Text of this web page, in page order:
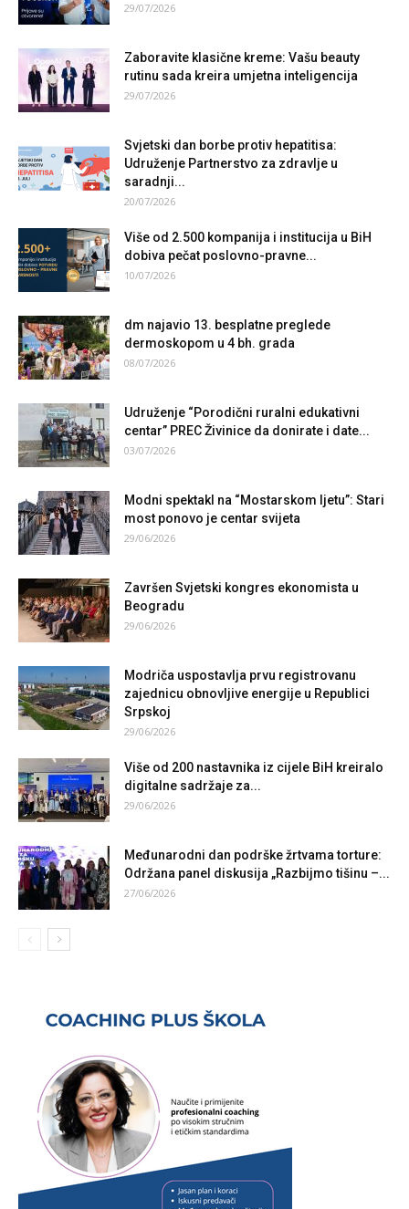
29/07/2026
Zaboravite klasične kreme: Vašu beauty
rutinu sada kreira umjetna inteligencija
29/07/2026
Svjetski dan borbe protiv hepatitisa:
Udruženje Partnerstvo za zdravlje u
saradnji...
20/07/2026
Više od 2.500 kompanija i institucija u BiH
dobiva pečat poslovno-pravne...
10/07/2026
dm najavio 13. besplatne preglede
dermoskopom u 4 bh. grada
08/07/2026
Udruženje “Porodični ruralni edukativni
centar” PREC Živinice da donirate i date...
03/07/2026
Modni spektakl na “Mostarskom ljetu”: Stari
most ponovo je centar svijeta
29/06/2026
Završen Svjetski kongres ekonomista u
Beogradu
29/06/2026
Modriča uspostavlja prvu registrovanu
zajednicu obnovljive energije u Republici
Srpskoj
29/06/2026
Više od 200 nastavnika iz cijele BiH kreiralo
digitalne sadržaje za...
29/06/2026
Međunarodni dan podrške žrtvama torture:
Održana panel diskusija „Razbijmo tišinu –...
27/06/2026